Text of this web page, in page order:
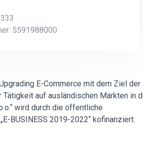
5591988000
E-Commerce mit dem Ziel der
Tätigkeit auf ausländischen Märkten in
wird durch die öffentliche
BUSINESS 2019-2022“ kofinanziert.